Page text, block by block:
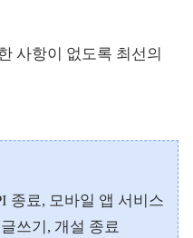
사항이 없도록 최선의
종료, 모바일 앱 서비스
쓰기, 개설 종료